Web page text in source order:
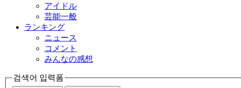
アイドル
芸能一般
ランキング
ニュース
コメント
みんなの感想
검색어 입력폼